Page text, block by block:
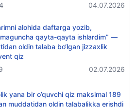
04.07.2026
alohida daftarga yozib,
qayta-qayta ishlardim” —
oldin talaba bo‘lgan jizzaxlik
qiz
02.07.2026
yana bir o’quvchi qiz maksimal 189
muddatidan oldin talabalikka erishdi